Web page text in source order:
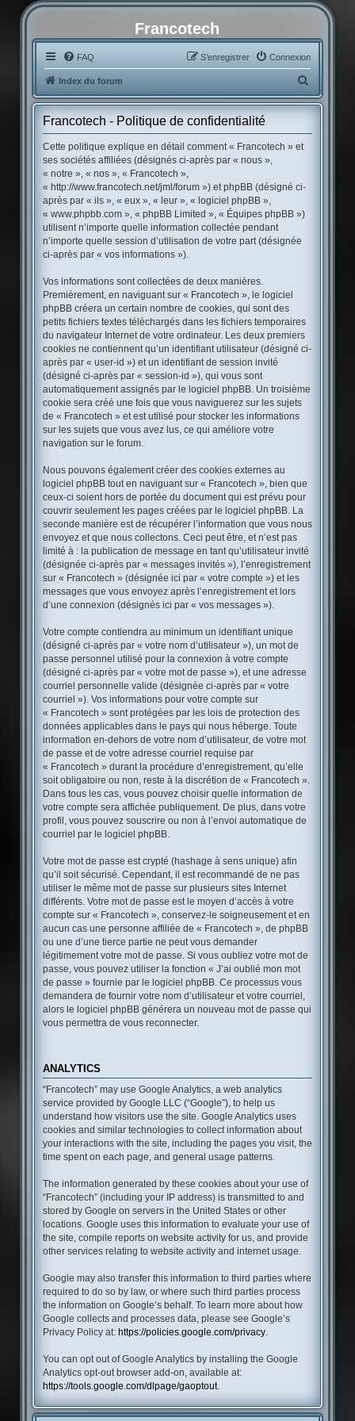
Francotech
FAQ Connexion
S’enregistrer
Index du forum
e
Francotech - Politique de confidentialité
Cette politique explique en détail comment « Francotech » et
ses sociétés affiliées (désignés ci-après par « nous »,
« notre », « nos », « Francotech »,
« http://www.francotech.net/jml/forum ») et phpBB (désigné ci-
après par « ils », « eux », « leur », « logiciel phpBB »,
« www.phpbb.com », « phpBB Limited », « Équipes phpBB »)
utilisent n’importe quelle information collectée pendant
n’importe quelle session d’utilisation de votre part (désignée
ci-après par « vos informations »).
Vos informations sont collectées de deux manières.
Premièrement, en naviguant sur « Francotech », le logiciel
phpBB créera un certain nombre de cookies, qui sont des
petits fichiers textes téléchargés dans les fichiers temporaires
du navigateur Internet de votre ordinateur. Les deux premiers
cookies ne contiennent qu’un identifiant utilisateur (désigné ci-
après par « user-id ») et un identifiant de session invité
(désigné ci-après par « session-id »), qui vous sont
automatiquement assignés par le logiciel phpBB. Un troisième
cookie sera créé une fois que vous naviguerez sur les sujets
de « Francotech » et est utilisé pour stocker les informations
sur les sujets que vous avez lus, ce qui améliore votre
navigation sur le forum.
Nous pouvons également créer des cookies externes au
logiciel phpBB tout en naviguant sur « Francotech », bien que
ceux-ci soient hors de portée du document qui est prévu pour
couvrir seulement les pages créées par le logiciel phpBB. La
seconde manière est de récupérer l’information que vous nous
envoyez et que nous collectons. Ceci peut être, et n’est pas
limité à : la publication de message en tant qu’utilisateur invité
(désignée ci-après par « messages invités »), l’enregistrement
sur « Francotech » (désignée ici par « votre compte ») et les
messages que vous envoyez après l’enregistrement et lors
d’une connexion (désignés ici par « vos messages »).
Votre compte contiendra au minimum un identifiant unique
(désigné ci-après par « votre nom d’utilisateur »), un mot de
passe personnel utilisé pour la connexion à votre compte
(désigné ci-après par « votre mot de passe »), et une adresse
courriel personnelle valide (désignée ci-après par « votre
courriel »). Vos informations pour votre compte sur
« Francotech » sont protégées par les lois de protection des
données applicables dans le pays qui nous héberge. Toute
information en-dehors de votre nom d’utilisateur, de votre mot
de passe et de votre adresse courriel requise par
« Francotech » durant la procédure d’enregistrement, qu’elle
soit obligatoire ou non, reste à la discrétion de « Francotech ».
Dans tous les cas, vous pouvez choisir quelle information de
votre compte sera affichée publiquement. De plus, dans votre
profil, vous pouvez souscrire ou non à l’envoi automatique de
courriel par le logiciel phpBB.
Votre mot de passe est crypté (hashage à sens unique) afin
qu’il soit sécurisé. Cependant, il est recommandé de ne pas
utiliser le même mot de passe sur plusieurs sites Internet
différents. Votre mot de passe est le moyen d’accès à votre
compte sur « Francotech », conservez-le soigneusement et en
aucun cas une personne affiliée de « Francotech », de phpBB
ou une d’une tierce partie ne peut vous demander
légitimement votre mot de passe. Si vous oubliez votre mot de
passe, vous pouvez utiliser la fonction « J’ai oublié mon mot
de passe » fournie par le logiciel phpBB. Ce processus vous
demandera de fournir votre nom d’utilisateur et votre courriel,
alors le logiciel phpBB générera un nouveau mot de passe qui
vous permettra de vous reconnecter.
ANALYTICS
“Francotech” may use Google Analytics, a web analytics
service provided by Google LLC (“Google”), to help us
understand how visitors use the site. Google Analytics uses
cookies and similar technologies to collect information about
your interactions with the site, including the pages you visit, the
time spent on each page, and general usage patterns.
The information generated by these cookies about your use of
“Francotech” (including your IP address) is transmitted to and
stored by Google on servers in the United States or other
locations. Google uses this information to evaluate your use of
the site, compile reports on website activity for us, and provide
other services relating to website activity and internet usage.
Google may also transfer this information to third parties where
required to do so by law, or where such third parties process
the information on Google’s behalf. To learn more about how
Google collects and processes data, please see Google’s
Privacy Policy at: https://policies.google.com/privacy.
You can opt out of Google Analytics by installing the Google
Analytics opt-out browser add-on, available at:
https://tools.google.com/dlpage/gaoptout.